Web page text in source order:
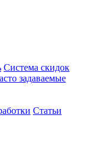
Система скидок
задаваемые
Статьи